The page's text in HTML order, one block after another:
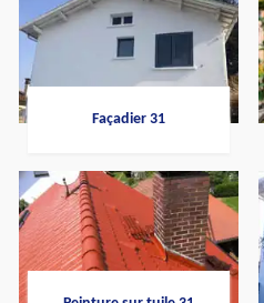
Façadier 31